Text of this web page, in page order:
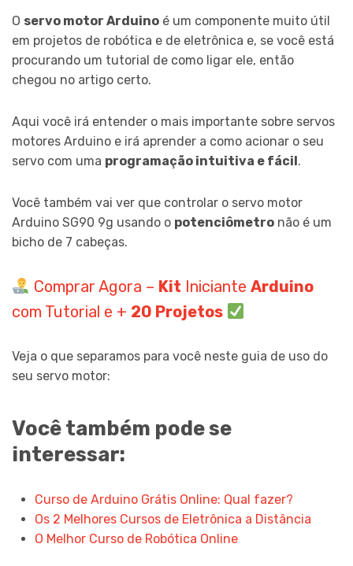
O servo motor Arduino é um componente muito útil
em projetos de robótica e de eletrônica e, se você está
procurando um tutorial de como ligar ele, então
chegou no artigo certo.
Aqui você irá entender o mais importante sobre servos
motores Arduino e irá aprender a como acionar o seu
servo com uma programação intuitiva e fácil.
Você também vai ver que controlar o servo motor
Arduino SG90 9g usando o potenciômetro não é um
bicho de 7 cabeças.
Comprar Agora – Kit Iniciante Arduino
com Tutorial e + 20 Projetos
Veja o que separamos para você neste guia de uso do
seu servo motor:
Você também pode se
interessar:
Curso de Arduino Grátis Online: Qual fazer?
Os 2 Melhores Cursos de Eletrônica a Distância
O Melhor Curso de Robótica Online